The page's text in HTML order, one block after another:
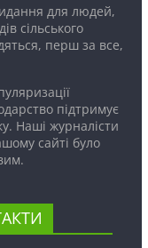
для людей,
сільського
перш за все,
підтримує
Наші журналісти
сайті було